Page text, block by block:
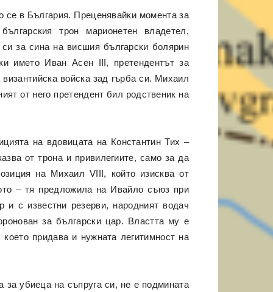
се в България. Преценявайки момента за
трон марионетен владетел,
за сина на висшия български болярин
името Иван Асен III, претендентът за
войска зад гърба си. Михаил
от него претендент бил родственик на
на вдовицата на Константин Тих –
от трона и привилегиите, само за да
на Михаил VIII, който изисква от
– тя предложила на Ивайло съюз при
и с известни резерви, народният водач
за български цар. Властта му е
придава и нужната легитимност на
за убиеца на съпруга си, не е подмината